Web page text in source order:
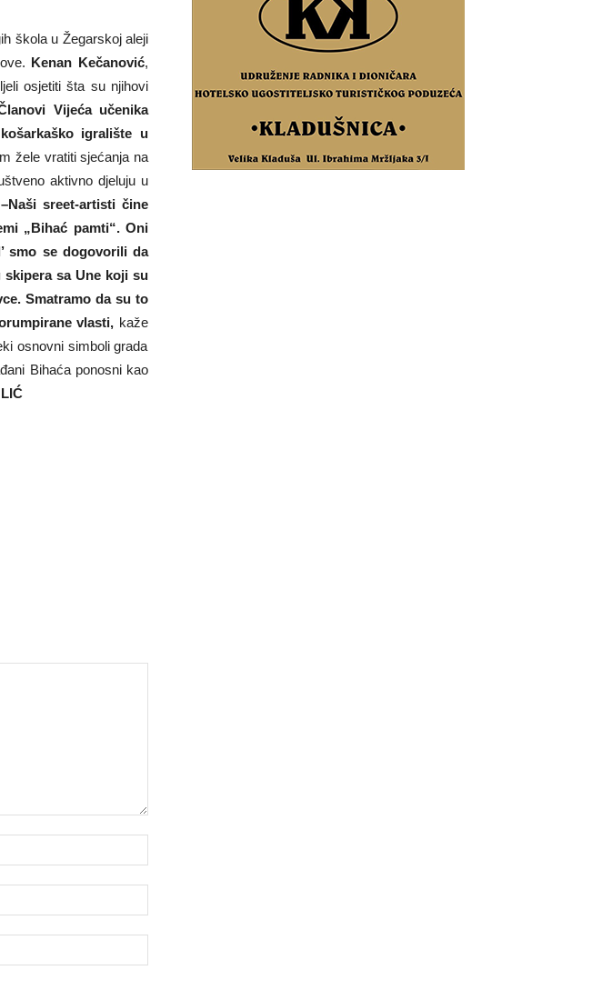
škola u Žegarskoj aleji
Kenan Kečanović,
osjetiti šta su njihovi
Vijeća učenika
igralište u
žele vratiti sjećanja na
aktivno djeluju u
–Naši sreet-artisti čine
„Bihać pamti“. Oni
smo se dogovorili da
sa Une koji su
Smatramo da su to
vlasti, kaže
osnovni simboli grada
Bihaća ponosni kao